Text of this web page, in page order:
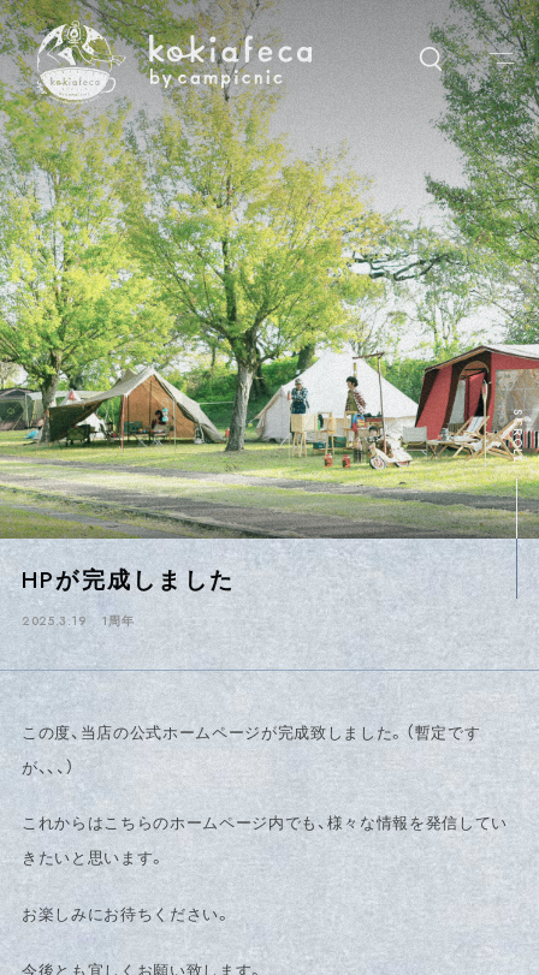
ワードでさがす
ョップなど、気になるキーワードをなんでも入れてください
カテゴリ
アイテム カフェ 音楽 ライブ ワークショップ
ポップアップ イベント ワーク オンラインショッピング
キーワード
新着 インタビュー 地域 １周年 クッキー
かき氷 キャンプ セール 営業日 クリスマス
赤ちゃん
投稿日
2025年3月 2025年2月 2024年9月 2025年9月
2025年10月 2025年12月 2026年1月
2026年3月 2026年4月 2024年10月 2026年5月
2025年4月
HPが完成しました
2025.3.19 １周年
SCROLL
この度、当店の公式ホームページが完成致しました。（暫定です
が、、、）
これからはこちらのホームページ内でも、様々な情報を発信してい
きたいと思います。
お楽しみにお待ちください。
今後とも宜しくお願い致します。